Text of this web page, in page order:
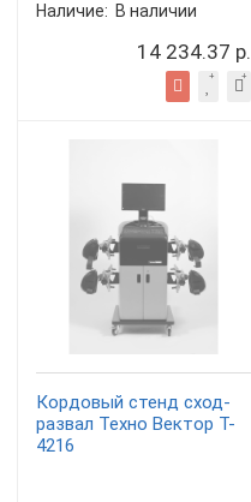
Наличие: В наличии
14 234.37 р.
Кордовый стенд сход-
развал Техно Вектор T-
4216